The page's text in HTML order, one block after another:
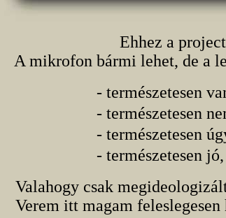
Ehhez a
A mikrofon bármi lehet, de a
- természetesen
- természetesen
- természetesen
- természetesen
Valahogy csak
Verem itt magam